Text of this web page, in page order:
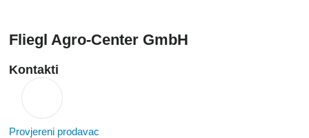
Fliegl Agro-Center GmbH
Kontakti
Provjereni prodavac